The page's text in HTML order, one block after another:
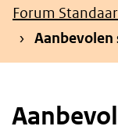
zoekterm
Kruimelpad
Forum
Aanbevolen